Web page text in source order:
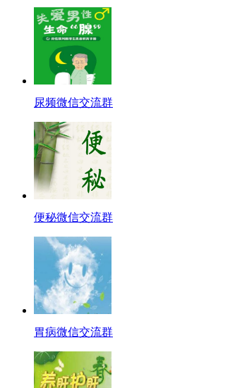
尿频微信交流群
便秘微信交流群
胃病微信交流群